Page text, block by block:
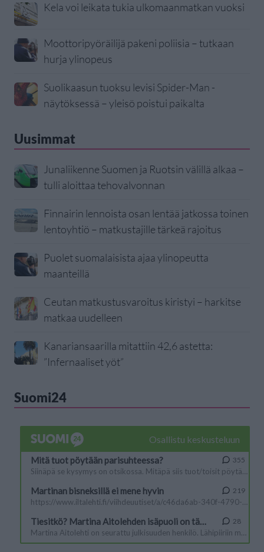
Kela voi leikata tukia ulkomaanmatkan vuoksi
Moottoripyöräilijä pakeni poliisia – tutkaan
hurja ylinopeus
Suolikaasun tuoksu levisi Spider-Man -
näytöksessä – yleisö poistui paikalta
Uusimmat
Junaliikenne Suomen ja Ruotsin välillä alkaa –
tulli aloittaa tehovalvonnan
Finnairin lennoista osan lentää jatkossa toinen
lentoyhtiö – matkustajille tärkeä rajoitus
Puolet suomalaisista ajaa ylinopeutta
maanteillä
Ceutan matkustusvaroitus kiristyi – harkitse
matkaa uudelleen
Kanariansaarilla mitattiin 42,6 astetta:
”Infernaaliset yöt”
Suomi24